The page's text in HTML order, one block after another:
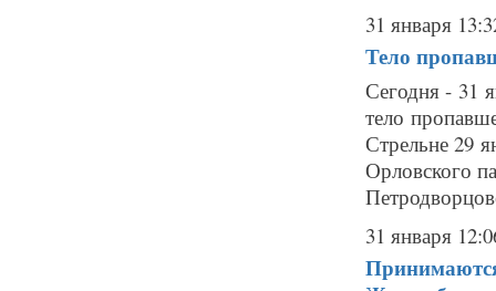
31 января
Тело
Сегодня - 31
тело
Стрельне 29
Орловского
31 января